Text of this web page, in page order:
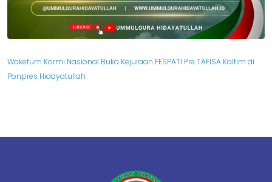
Waketum Kormi Nasional Buka Kejuraan FESPATI Pre TAFISA Kaltim di
Ponpres Hidayatullah